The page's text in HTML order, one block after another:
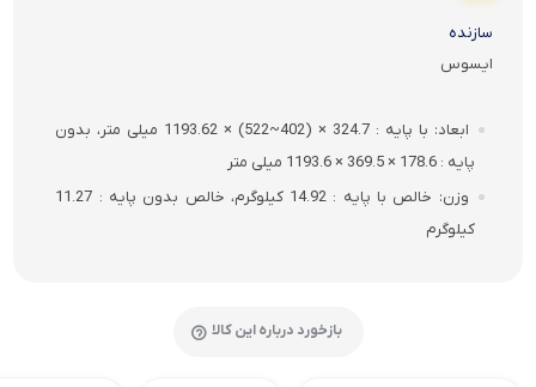
سازنده
ایسوس
ابعاد
با پایه : 324.7 × (402~522) × 1193.62 میلی متر، بدون
پایه : 178.6 × 369.5 × 1193.6 میلی متر
وزن
خالص با پایه : 14.92 کیلوگرم، خالص بدون پایه : 11.27
کیلوگرم
بازخورد درباره این کالا